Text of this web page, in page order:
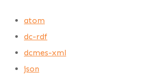
atom
dc-rdf
dcmes-xml
json